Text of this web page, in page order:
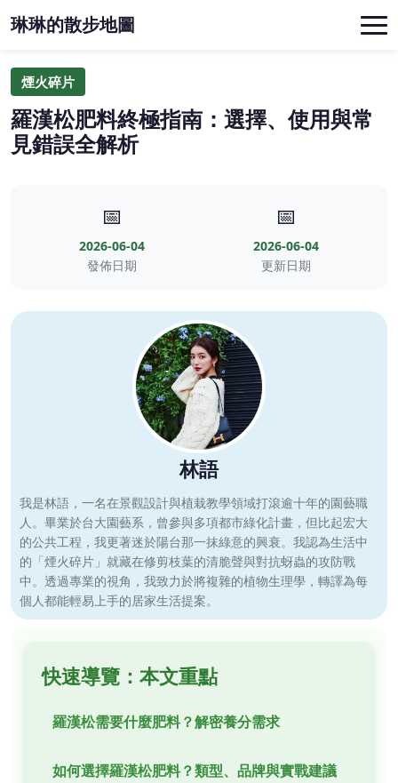
琳琳的散步地圖
煙火碎片
羅漢松肥料終極指南：選擇、使用與常
見錯誤全解析
📅
2026-06-04
發佈日期
📅
2026-06-04
更新日期
林語
我是林語，一名在景觀設計與植栽教學領域打滾逾十年的園藝職
人。畢業於台大園藝系，曾參與多項都市綠化計畫，但比起宏大
的公共工程，我更著迷於陽台那一抹綠意的興衰。我認為生活中
的「煙火碎片」就藏在修剪枝葉的清脆聲與對抗蚜蟲的攻防戰
中。透過專業的視角，我致力於將複雜的植物生理學，轉譯為每
個人都能輕易上手的居家生活提案。
快速導覽：本文重點
羅漢松需要什麼肥料？解密養分需求
如何選擇羅漢松肥料？類型、品牌與實戰建議